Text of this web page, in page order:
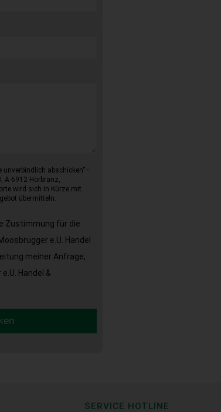
unverbindlich abschicken“–
A-6912 Hörbranz,
wird sich in Kürze mit
übermitteln.
Zustimmung für die
e.U. Handel
meiner Anfrage,
Handel &
SERVICE HOTLINE